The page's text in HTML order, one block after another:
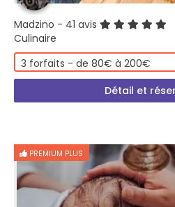
Madzino - 41 avis
Culinaire
3 forfaits - de 80€ à 200€
Détail et
PREMIUM PLUS